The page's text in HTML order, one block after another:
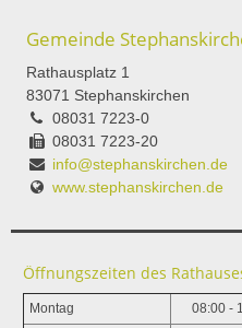
Gemeinde
Rathausplatz 1
83071 Stephanskirchen
08031 7223-0
08031 7223-20
info@stephanskirchen.de
www.stephanskirchen.de
Öffnungszeiten des
Montag 08:00 -